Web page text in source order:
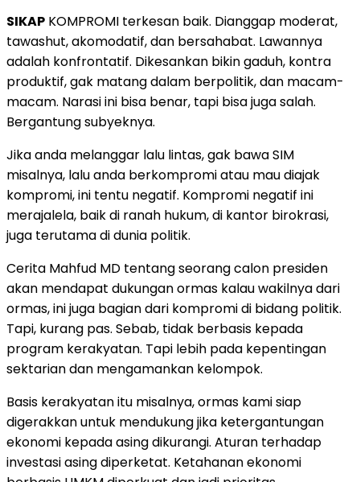
SIKAP KOMPROMI terkesan baik. Dianggap moderat,
tawashut, akomodatif, dan bersahabat. Lawannya
adalah konfrontatif. Dikesankan bikin gaduh, kontra
produktif, gak matang dalam berpolitik, dan macam-
macam. Narasi ini bisa benar, tapi bisa juga salah.
Bergantung subyeknya.
Jika anda melanggar lalu lintas, gak bawa SIM
misalnya, lalu anda berkompromi atau mau diajak
kompromi, ini tentu negatif. Kompromi negatif ini
merajalela, baik di ranah hukum, di kantor birokrasi,
juga terutama di dunia politik.
Cerita Mahfud MD tentang seorang calon presiden
akan mendapat dukungan ormas kalau wakilnya dari
ormas, ini juga bagian dari kompromi di bidang politik.
Tapi, kurang pas. Sebab, tidak berbasis kepada
program kerakyatan. Tapi lebih pada kepentingan
sektarian dan mengamankan kelompok.
Basis kerakyatan itu misalnya, ormas kami siap
digerakkan untuk mendukung jika ketergantungan
ekonomi kepada asing dikurangi. Aturan terhadap
investasi asing diperketat. Ketahanan ekonomi